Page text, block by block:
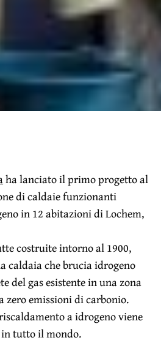
ha lanciato il primo progetto al
di caldaie funzionanti
in 12 abitazioni di Lochem,
costruite intorno al 1900,
caldaia che brucia idrogeno
del gas esistente in una zona
zero emissioni di carbonio.
a idrogeno viene
in tutto il mondo.